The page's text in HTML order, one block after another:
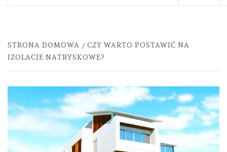
STRONA DOMOWA
CZY WARTO POSTAWIĆ NA
IZOLACJE NATRYSKOWE?